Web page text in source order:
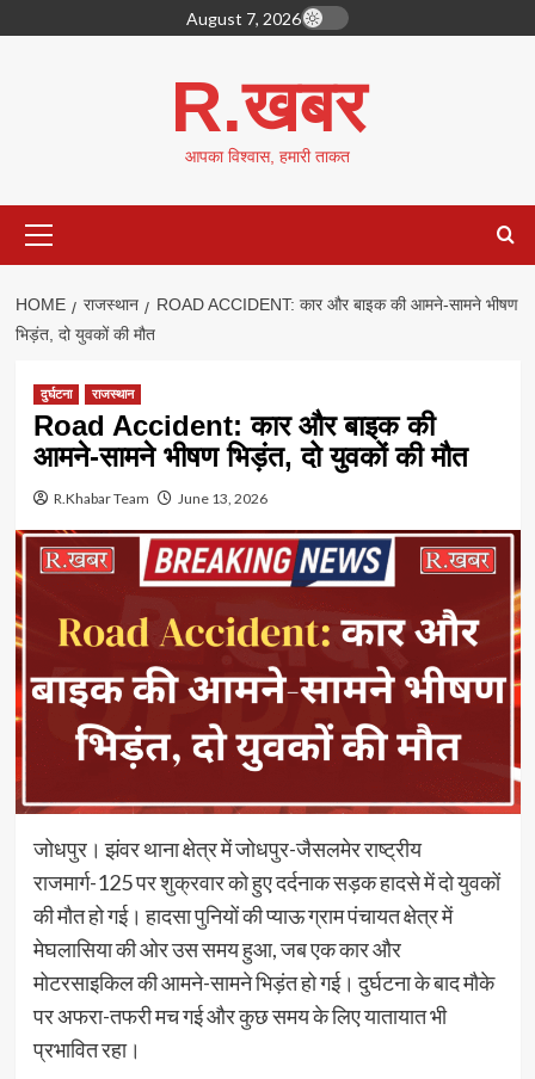
to
August 7, 2026
R.खबर
आपका विश्वास, हमारी ताकत
Menu
HOME राजस्थान
ROAD ACCIDENT: कार और बाइक की आमने-सामने भीषण
भिड़ंत, दो युवकों की मौत
दुर्घटना राजस्थान
Road Accident: कार और बाइक की
आमने-सामने भीषण भिड़ंत, दो युवकों की मौत
R.Khabar Team June 13, 2026
जोधपुर। झंवर थाना क्षेत्र में जोधपुर-जैसलमेर राष्ट्रीय
राजमार्ग-125 पर शुक्रवार को हुए दर्दनाक सड़क हादसे में दो युवकों
की मौत हो गई। हादसा पुनियों की प्याऊ ग्राम पंचायत क्षेत्र में
मेघलासिया की ओर उस समय हुआ, जब एक कार और
मोटरसाइकिल की आमने-सामने भिड़ंत हो गई। दुर्घटना के बाद मौके
पर अफरा-तफरी मच गई और कुछ समय के लिए यातायात भी
प्रभावित रहा।